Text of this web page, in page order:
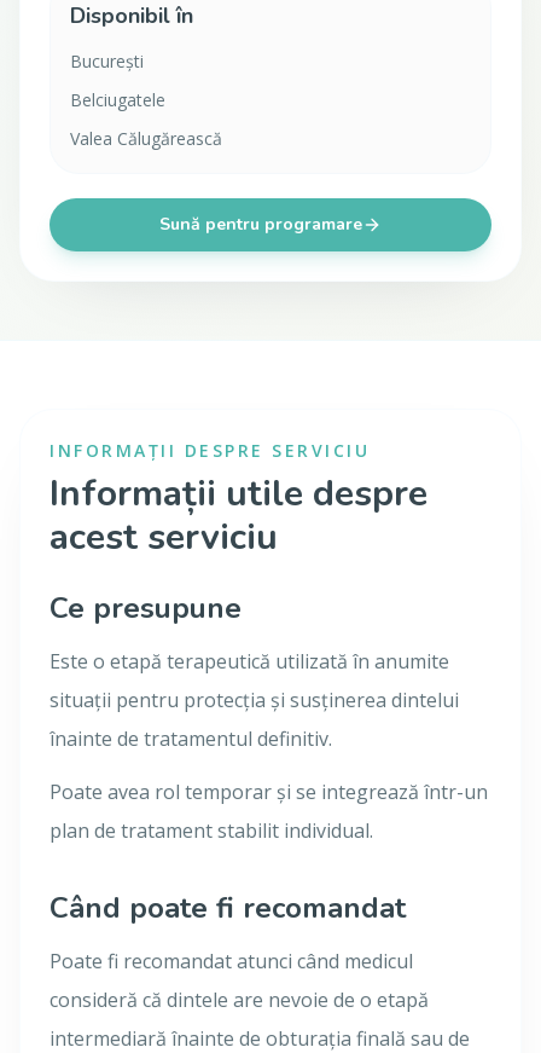
Disponibil în
București
Belciugatele
Valea Călugărească
Sună pentru programare
INFORMAȚII DESPRE SERVICIU
Informații utile despre
acest serviciu
Ce presupune
Este o etapă terapeutică utilizată în anumite
situații pentru protecția și susținerea dintelui
înainte de tratamentul definitiv.
Poate avea rol temporar și se integrează într-un
plan de tratament stabilit individual.
Când poate fi recomandat
Poate fi recomandat atunci când medicul
consideră că dintele are nevoie de o etapă
intermediară înainte de obturația finală sau de